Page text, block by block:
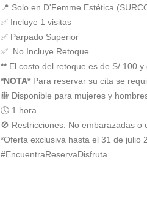
📍 Solo en D'Femme Estética
✅ Incluye 1 visitas
✅ Parpado Superior
✅ No Incluye Retoque
** El costo del retoque es de S/ 100
*NOTA* Para reservar su cita se
🚻 Disponible para mujeres y
🕔 1 hora
🚫 Restricciones: No embarazadas o
*Oferta exclusiva hasta el 31 de julio
#EncuentraReservaDisfruta